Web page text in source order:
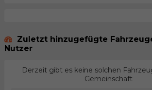
Zuletzt hinzugefügte
Nutzer
Derzeit gibt es keine solchen
Gemeinschaft